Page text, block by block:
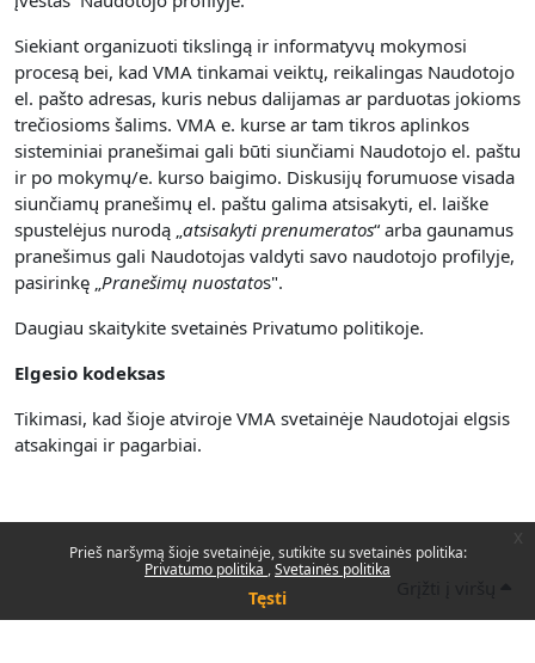
Prieš naršymą šioje svetainėje, sutikite su svetainės politika:
Privatumo politika Svetainės politika
Tęsti
Siekiant organizuoti tikslingą ir informatyvų mokymosi
procesą bei, kad VMA tinkamai veiktų, reikalingas Naudotojo
el. pašto adresas, kuris nebus dalijamas ar parduotas jokioms
trečiosioms šalims. VMA e. kurse ar tam tikros aplinkos
sisteminiai pranešimai gali būti siunčiami Naudotojo el. paštu
ir po mokymų/e. kurso baigimo. Diskusijų forumuose visada
siunčiamų pranešimų el. paštu galima atsisakyti, el. laiške
spustelėjus nurodą „atsisakyti prenumeratos“ arba gaunamus
pranešimus gali Naudotojas valdyti savo naudotojo profilyje,
pasirinkę „Pranešimų nuostatos".
Daugiau skaitykite svetainės Privatumo politikoje.
Elgesio kodeksas
Tikimasi, kad šioje atviroje VMA svetainėje Naudotojai elgsis
atsakingai ir pagarbiai.